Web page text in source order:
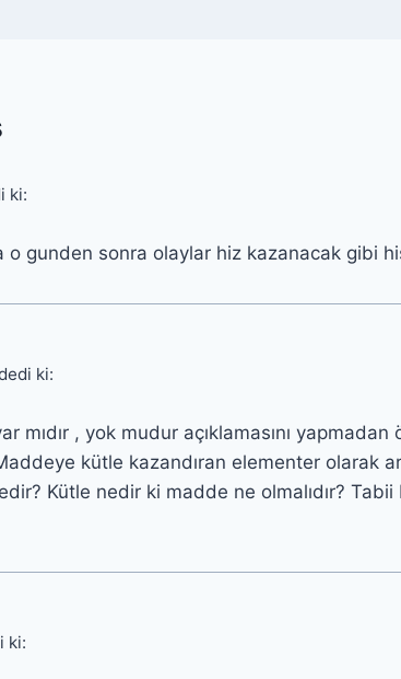
ki:
o gunden sonra olaylar hiz kazanacak gibi
ki:
mıdır , yok mudur açıklamasını
Maddeye kütle kazandıran elementer olarak
Kütle nedir ki madde ne olmalıdır?
ki: